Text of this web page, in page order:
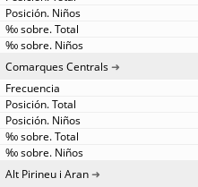
Comarques Centrals
Alt Pirineu i Aran